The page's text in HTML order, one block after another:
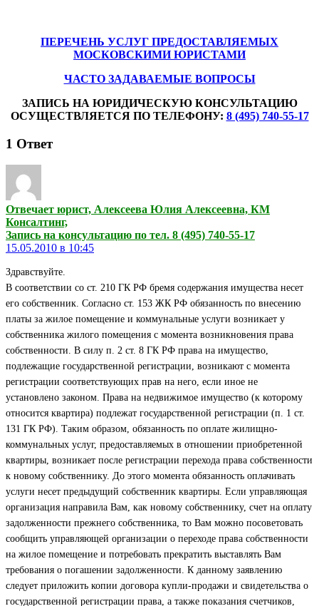
ПЕРЕЧЕНЬ УСЛУГ ПРЕДОСТАВЛЯЕМЫХ
МОСКОВСКИМИ ЮРИСТАМИ
ЧАСТО ЗАДАВАЕМЫЕ ВОПРОСЫ
ЗАПИСЬ НА ЮРИДИЧЕСКУЮ КОНСУЛЬТАЦИЮ
ОСУЩЕСТВЛЯЕТСЯ ПО ТЕЛЕФОНУ: 8 (495) 740-55-17
1 Ответ
Отвечает юрист, Алексеева Юлия Алексеевна, КМ
Консалтинг,
Запись на консультацию по тел. 8 (495) 740-55-17
15.05.2010 в 10:45
Здравствуйте.
В соответствии со ст. 210 ГК РФ бремя содержания имущества несет
его собственник. Согласно ст. 153 ЖК РФ обязанность по внесению
платы за жилое помещение и коммунальные услуги возникает у
собственника жилого помещения с момента возникновения права
собственности. В силу п. 2 ст. 8 ГК РФ права на имущество,
подлежащие государственной регистрации, возникают с момента
регистрации соответствующих прав на него, если иное не
установлено законом. Права на недвижимое имущество (к которому
относится квартира) подлежат государственной регистрации (п. 1 ст.
131 ГК РФ). Таким образом, обязанность по оплате жилищно-
коммунальных услуг, предоставляемых в отношении приобретенной
квартиры, возникает после регистрации перехода права собственности
к новому собственнику. До этого момента обязанность оплачивать
услуги несет предыдущий собственник квартиры. Если управляющая
организация направила Вам, как новому собственнику, счет на оплату
задолженности прежнего собственника, то Вам можно посоветовать
сообщить управляющей организации о переходе права собственности
на жилое помещение и потребовать прекратить выставлять Вам
требования о погашении задолженности. К данному заявлению
следует приложить копии договора купли-продажи и свидетельства о
государственной регистрации права, а также показания счетчиков,